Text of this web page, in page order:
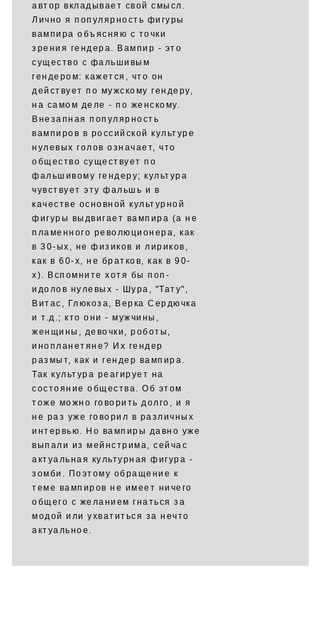
автор вкладывает свой смысл.
Лично я популярность фигуры
вампира объясняю с точки
зрения гендера. Вампир - это
существо с фальшивым
гендером: кажется, что он
действует по мужскому гендеру,
на самом деле - по женскому.
Внезапная популярность
вампиров в российской культуре
нулевых голов означает, что
общество существует по
фальшивому гендеру; культура
чувствует эту фальшь и в
качестве основной культурной
фигуры выдвигает вампира (а не
пламенного революционера, как
в 30-ых, не физиков и лириков,
как в 60-х, не братков, как в 90-
х). Вспомните хотя бы поп-
идолов нулевых - Шура, "Тату",
Витас, Глюкоза, Верка Сердючка
и т.д.; кто они - мужчины,
женщины, девочки, роботы,
инопланетяне? Их гендер
размыт, как и гендер вампира.
Так культура реагирует на
состояние общества. Об этом
тоже можно говорить долго, и я
не раз уже говорил в различных
интервью. Но вампиры давно уже
выпали из мейнстрима, сейчас
актуальная культурная фигура -
зомби. Поэтому обращение к
теме вампиров не имеет ничего
общего с желанием гнаться за
модой или ухватиться за нечто
актуальное.